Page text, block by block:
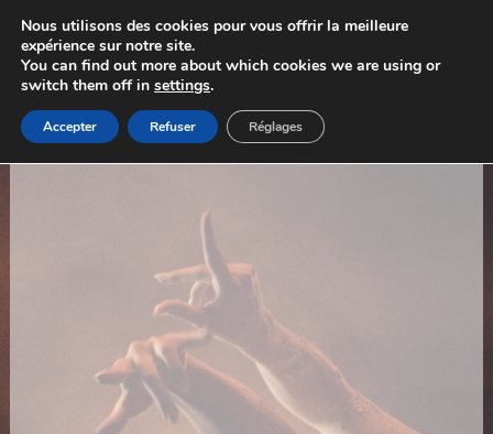
Nous utilisons des cookies pour vous offrir la meilleure
expérience sur notre site.
You can find out more about which cookies we are using or
switch them off in settings.
Accepter Refuser Réglages